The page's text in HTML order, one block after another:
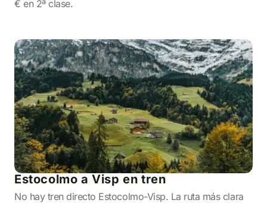
€ en 2ª clase.
Estocolmo a Visp en tren
No hay tren directo Estocolmo-Visp. La ruta más clara